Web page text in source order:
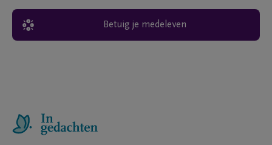
Betuig je medeleven